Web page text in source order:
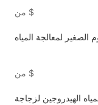
$
الصغير لمعالجة المياه
$
الهيدروجين لزجاجة